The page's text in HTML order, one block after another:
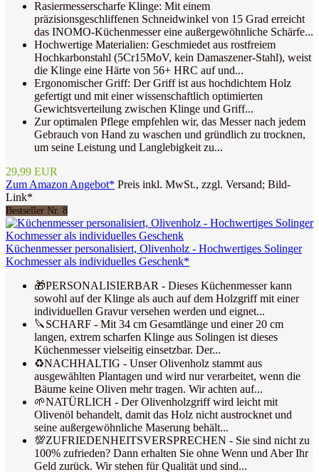
Rasiermesserscharfe Klinge: Mit einem
präzisionsgeschliffenen Schneidwinkel von 15 Grad erreicht
das INOMO-Küchenmesser eine außergewöhnliche Schärfe...
Hochwertige Materialien: Geschmiedet aus rostfreiem
Hochkarbonstahl (5Cr15MoV, kein Damaszener-Stahl), weist
die Klinge eine Härte von 56+ HRC auf und...
Ergonomischer Griff: Der Griff ist aus hochdichtem Holz
gefertigt und mit einer wissenschaftlich optimierten
Gewichtsverteilung zwischen Klinge und Griff...
Zur optimalen Pflege empfehlen wir, das Messer nach jedem
Gebrauch von Hand zu waschen und gründlich zu trocknen,
um seine Leistung und Langlebigkeit zu...
29,99 EUR
Zum Amazon Angebot* Preis inkl. MwSt., zzgl. Versand; Bild-
Link*
Bestseller Nr. 8
Küchenmesser personalisiert, Olivenholz - Hochwertiges Solinger
Kochmesser als individuelles Geschenk*
🎁PERSONALISIERBAR - Dieses Küchenmesser kann
sowohl auf der Klinge als auch auf dem Holzgriff mit einer
individuellen Gravur versehen werden und eignet...
🔪SCHARF - Mit 34 cm Gesamtlänge und einer 20 cm
langen, extrem scharfen Klinge aus Solingen ist dieses
Küchenmesser vielseitig einsetzbar. Der...
♻️NACHHALTIG - Unser Olivenholz stammt aus
ausgewählten Plantagen und wird nur verarbeitet, wenn die
Bäume keine Oliven mehr tragen. Wir achten auf...
🌱NATÜRLICH - Der Olivenholzgriff wird leicht mit
Olivenöl behandelt, damit das Holz nicht austrocknet und
seine außergewöhnliche Maserung behält...
💯ZUFRIEDENHEITSVERSPRECHEN - Sie sind nicht zu
100% zufrieden? Dann erhalten Sie ohne Wenn und Aber Ihr
Geld zurück. Wir stehen für Qualität und sind...